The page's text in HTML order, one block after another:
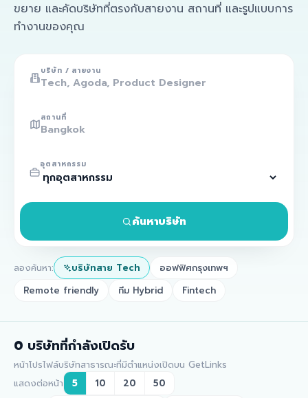
ขยาย และคัดบริษัทที่ตรงกับสายงาน สถานที่ และรูปแบบการ
ทำงานของคุณ
บริษัท / สายงาน
สถานที่
อุตสาหกรรม
ค้นหาบริษัท
ลองค้นหา: บริษัทสาย Tech
ออฟฟิศกรุงเทพฯ
Remote friendly
ทีม Hybrid Fintech
0 บริษัทที่กำลังเปิดรับ
หน้าโปรไฟล์บริษัทสาธารณะที่มีตำแหน่งเปิดบน GetLinks
แสดงต่อหน้า
5 10 20 50